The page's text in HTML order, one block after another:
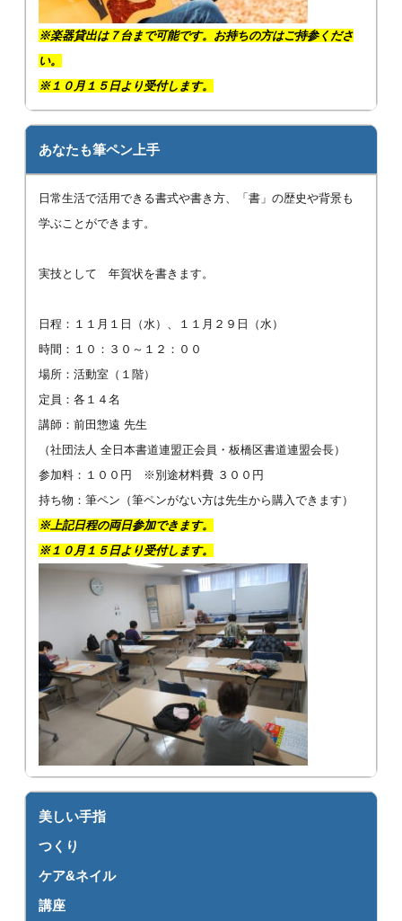
※楽器貸出は７台まで可能です。お持ちの方はご持参くださ
い。
※１０月１５日より受付します。
あなたも筆ペン上手
日常生活で活用できる書式や書き方、「書」の歴史や背景も
学ぶことができます。
実技として 年賀状を書きます。
日程：１１月１日（水）、１１月２９日（水）
時間：１０：３０～１２：００
場所：活動室（１階）
定員：各１４名
講師：前田惣遠 先生
（社団法人 全日本書道連盟正会員・板橋区書道連盟会長）
参加料：１００円 ※別途材料費 ３００円
持ち物：筆ペン（筆ペンがない方は先生から購入できます）
※上記日程の両日参加できます。
※１０月１５日より受付します。
美しい手指
つくり
ケア&ネイル
講座